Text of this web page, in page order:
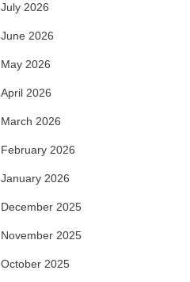
July 2026
June 2026
May 2026
April 2026
March 2026
February 2026
January 2026
December 2025
November 2025
October 2025